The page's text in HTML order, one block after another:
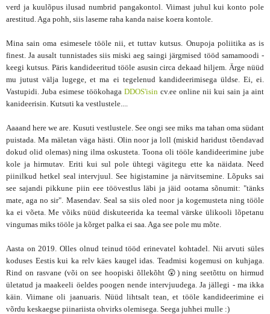
verd ja kuulõpus ilusad numbrid pangakontol. Viimast juhul kui konto pole
arestitud. Aga pohh, siis laseme raha kanda naise koera kontole.
Mina sain oma esimesele tööle nii, et tuttav kutsus. Onupoja poliitika as is
finest. Ja ausalt tunnistades siis miski aeg saingi järgmised tööd samamoodi -
keegi kutsus. Päris kandideeritud tööle asusin circa dekaad hiljem. Ärge nüüd
mu jutust välja lugege, et ma ei tegelenud kandideerimisega üldse. Ei, ei.
Vastupidi. Juba esimese töökohaga DDOS'isin cv.ee online nii kui sain ja aint
kanideerisin. Kutsuti ka vestlustele....
Aaaand here we are. Kusuti vestlustele. See ongi see miks ma tahan oma südant
puistada. Ma mäletan väga hästi. Olin noor ja loll (miskid haridust tõendavad
dokud olid olemas) ning ilma oskusteta. Toona oli tööle kandideerimine jube
kole ja hirmutav. Eriti kui sul pole ühtegi vägitegu ette ka näidata. Need
piinilkud hetkel seal intervjuul. See higistamine ja närvitsemine. Lõpuks sai
see sajandi pikkune piin eee töövestlus läbi ja jäid ootama sõnumit: "tänks
mate, aga no sir". Masendav. Seal sa siis oled noor ja kogemusteta ning tööle
ka ei võeta. Me võiks nüüd diskuteerida ka teemal värske ülikooli lõpetanu
vingumas miks tööle ja kõrget palka ei saa. Aga see pole mu mõte.
Aasta on 2019. Olles olnud teinud tööd erinevatel kohtadel. Nii arvuti süles
koduses Eestis kui ka relv käes kaugel idas. Teadmisi kogemusi on kuhjaga.
Rind on rasvane (või on see hoopiski õllekõht 😲) ning seetõttu on hirmud
ületatud ja maakeeli öeldes poogen nende intervjuudega. Ja jällegi - ma ikka
käin. Viimane oli jaanuaris. Nüüd lihtsalt tean, et tööle kandideerimine ei
võrdu keskaegse piinariista ohvirks olemisega. Seega juhhei mulle :)